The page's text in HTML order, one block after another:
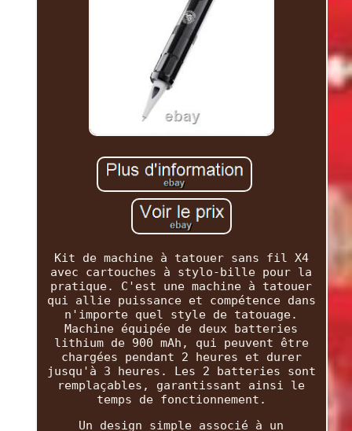
Kit de machine à tatouer sans fil X4
avec cartouches à stylo-bille pour la
pratique. C'est une machine à tatouer
qui allie puissance et compétence dans
n'importe quel style de tatouage.
Machine équipée de deux batteries
lithium de 900 mAh, qui peuvent être
chargées pendant 2 heures et durer
jusqu'à 3 heures. Les 2 batteries sont
remplaçables, garantissant ainsi le
temps de fonctionnement.
Un design simple associé à un